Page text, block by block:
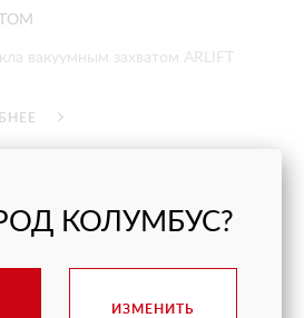
вакуумным захватом ARLIFT
КОЛУМБУС?
ИЗМЕНИТЬ